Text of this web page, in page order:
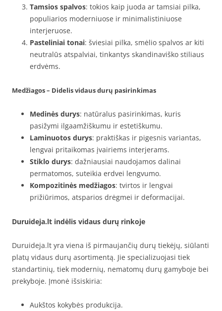
Tamsios spalvos: tokios kaip juoda ar tamsiai pilka,
populiarios moderniuose ir minimalistiniuose
interjeruose.
Pasteliniai tonai: šviesiai pilka, smėlio spalvos ar kiti
neutralūs atspalviai, tinkantys skandinaviško stiliaus
erdvėms.
Medžiagos – Didelis vidaus durų pasirinkimas
Medinės durys: natūralus pasirinkimas, kuris
pasižymi ilgaamžiškumu ir estetiškumu.
Laminuotos durys: praktiškas ir pigesnis variantas,
lengvai pritaikomas įvairiems interjerams.
Stiklo durys: dažniausiai naudojamos dalinai
permatomos, suteikia erdvei lengvumo.
Kompozitinės medžiagos: tvirtos ir lengvai
prižiūrimos, atsparios drėgmei ir deformacijai.
Duruideja.lt indėlis vidaus durų rinkoje
Duruideja.lt yra viena iš pirmaujančių durų tiekėjų, siūlanti
platų vidaus durų asortimentą. Jie specializuojasi tiek
standartinių, tiek modernių, nematomų durų gamyboje bei
prekyboje. Įmonė išsiskiria:
Aukštos kokybės produkcija.